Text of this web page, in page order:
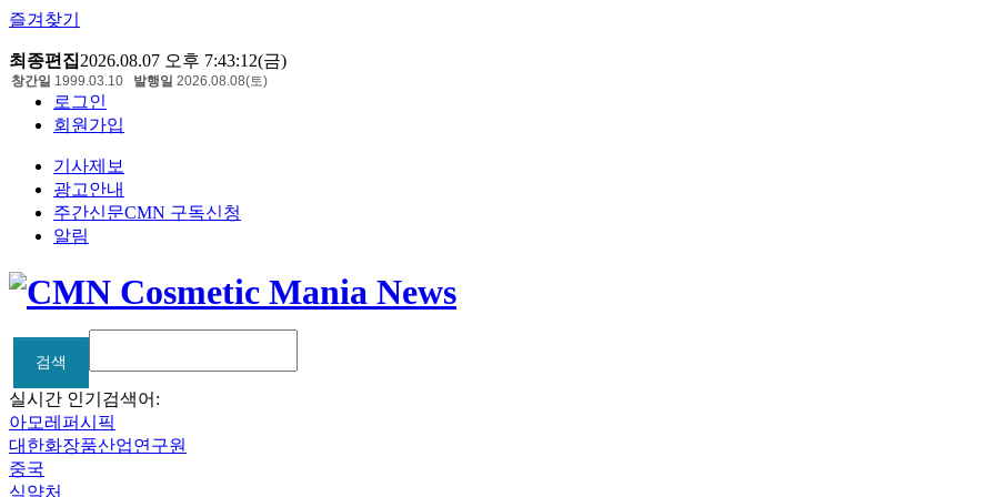
즐겨찾기
최종편집2026.08.07 오후 7:43:12(금)
로그인
회원가입
기사제보
광고안내
주간신문CMN 구독신청
알림
창간일 1999.03.10 발행일 2026.08.08(토)
검색
검색
실시간 인기검색어:
아모레퍼시픽
대한화장품산업연구원
중국
식약처